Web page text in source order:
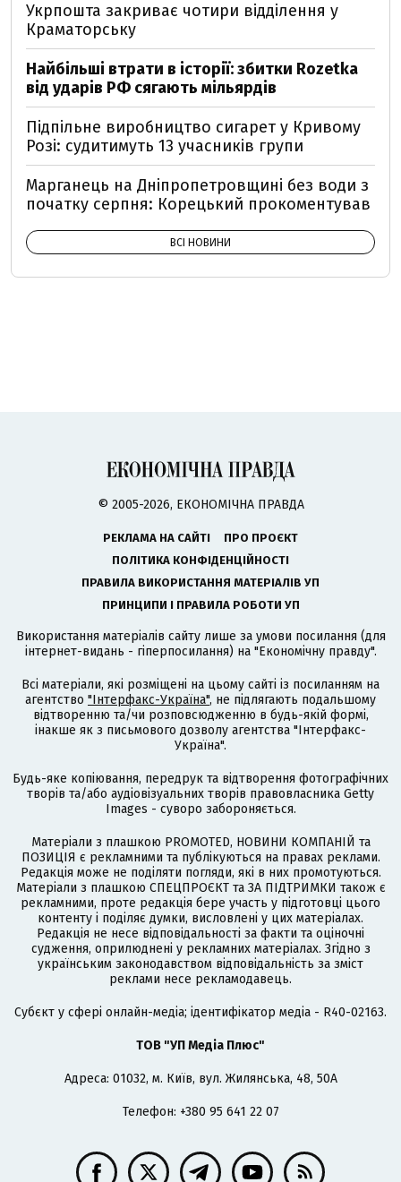
Укрпошта закриває чотири відділення у
Краматорську
Найбільші втрати в історії: збитки Rozetka
від ударів РФ сягають мільярдів
Підпільне виробництво сигарет у Кривому
Розі: судитимуть 13 учасників групи
Марганець на Дніпропетровщині без води з
початку серпня: Корецький прокоментував
ВСІ НОВИНИ
© 2005-2026, ЕКОНОМІЧНА ПРАВДА
РЕКЛАМА НА САЙТІ
ПРО ПРОЄКТ
ПОЛІТИКА КОНФІДЕНЦІЙНОСТІ
ПРАВИЛА ВИКОРИСТАННЯ МАТЕРІАЛІВ УП
ПРИНЦИПИ І ПРАВИЛА РОБОТИ УП
Використання матеріалів сайту лише за умови посилання (для
інтернет-видань - гіперпосилання) на "Економічну правду".
Всі матеріали, які розміщені на цьому сайті із посиланням на
агентство "Інтерфакс-Україна", не підлягають подальшому
відтворенню та/чи розповсюдженню в будь-якій формі,
інакше як з письмового дозволу агентства "Інтерфакс-
Україна".
Будь-яке копіювання, передрук та відтворення фотографічних
творів та/або аудіовізуальних творів правовласника Getty
Images - суворо забороняється.
Матеріали з плашкою PROMOTED, НОВИНИ КОМПАНІЙ та
ПОЗИЦІЯ є рекламними та публікуються на правах реклами.
Редакція може не поділяти погляди, які в них промотуються.
Матеріали з плашкою СПЕЦПРОЄКТ та ЗА ПІДТРИМКИ також є
рекламними, проте редакція бере участь у підготовці цього
контенту і поділяє думки, висловлені у цих матеріалах.
Редакція не несе відповідальності за факти та оціночні
судження, оприлюднені у рекламних матеріалах. Згідно з
українським законодавством відповідальність за зміст
реклами несе рекламодавець.
Cубєкт у сфері онлайн-медіа; ідентифікатор медіа - R40-02163.
ТОВ "УП Медіа Плюс"
Адреса: 01032, м. Київ, вул. Жилянська, 48, 50А
Телефон: +380 95 641 22 07